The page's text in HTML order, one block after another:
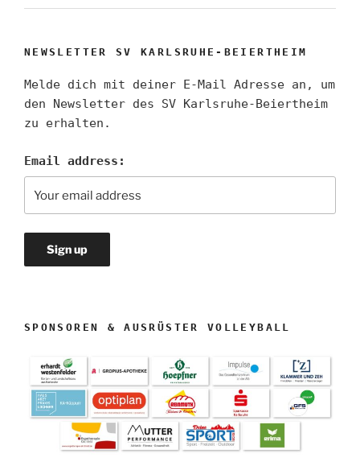
NEWSLETTER SV KARLSRUHE-BEIERTHEIM
Melde dich mit deiner E-Mail Adresse an, um
den Newsletter des SV Karlsruhe-Beiertheim
zu erhalten.
Email address:
SPONSOREN & AUSRÜSTER VOLLEYBALL